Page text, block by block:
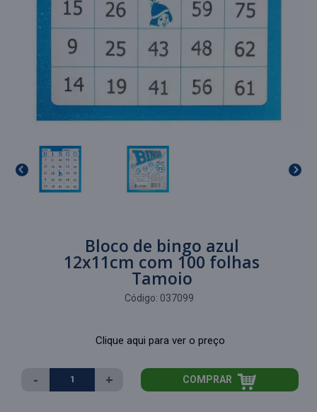
Bloco de bingo azul
12x11cm com 100 folhas
Tamoio
Código: 037099
Clique aqui para ver o preço
- + COMPRAR